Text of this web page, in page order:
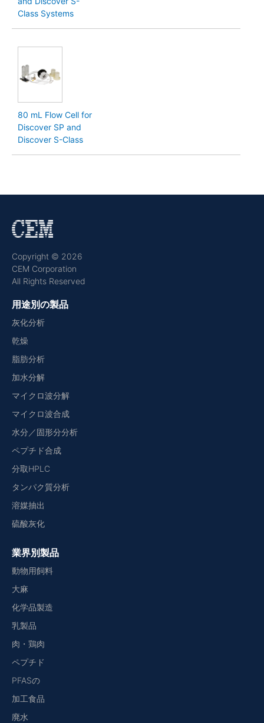
Class Systems
80 mL Flow Cell for
Discover SP and
Discover S-Class
Copyright © 2026
CEM Corporation
All Rights Reserved
用途別の製品
灰化分析
乾燥
脂肪分析
加水分解
マイクロ波分解
マイクロ波合成
水分／固形分分析
ペプチド合成
分取HPLC
タンパク質分析
溶媒抽出
硫酸灰化
業界別製品
動物用飼料
大麻
化学品製造
乳製品
肉・鶏肉
ペプチド
PFASの
加工食品
廃水